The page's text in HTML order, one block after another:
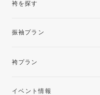
袴を探す
振袖プラン
レンタルプラン
袴プラン
卒業袴レンタルプラン
イベント情報